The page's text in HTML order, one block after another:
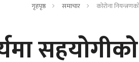
गृहपृष्ठ समाचार कोराेना